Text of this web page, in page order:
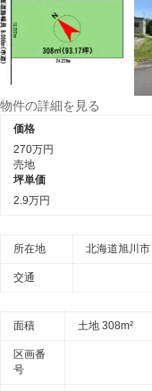
物件の詳細を見る
価格
270万円
売地
坪単価
2.9万円
所在地 北海道旭川
交通
面積 土地 308m²
区画番
号